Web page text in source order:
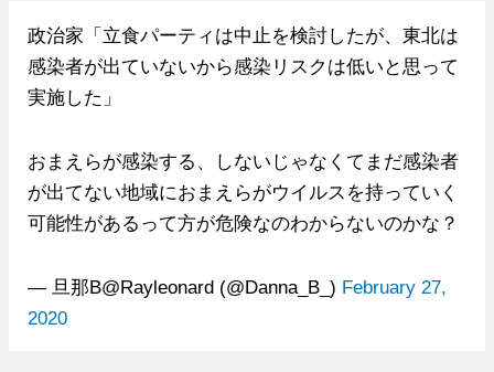
政治家「立食パーティは中止を検討したが、東北は
感染者が出ていないから感染リスクは低いと思って
実施した」
おまえらが感染する、しないじゃなくてまだ感染者
が出てない地域におまえらがウイルスを持っていく
可能性があるって方が危険なのわからないのかな？
— 旦那B@Rayleonard (@Danna_B_) February 27,
2020